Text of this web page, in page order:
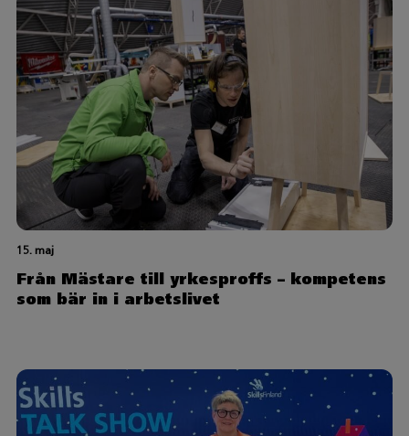
15. maj
Från Mästare till yrkesproffs – kompetens
som bär in i arbetslivet